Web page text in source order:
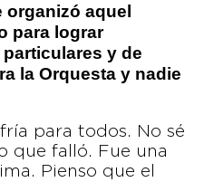
aquel
para lograr
y de
la Orquesta y nadie
para todos. No sé
que falló. Fue una
Pienso que el